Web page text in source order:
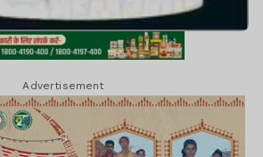
Advertisement